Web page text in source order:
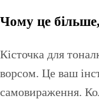
Чому це
Кісточка для
ворсом. Це ваш
самовираження.